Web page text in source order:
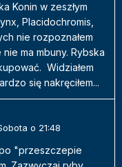
Konin w zeszłym
Placidochromis,
nie rozpoznałem
ma mbuny. Rybska
Widziałem
się nakręciłem...
o 21:48
"przeszczepie